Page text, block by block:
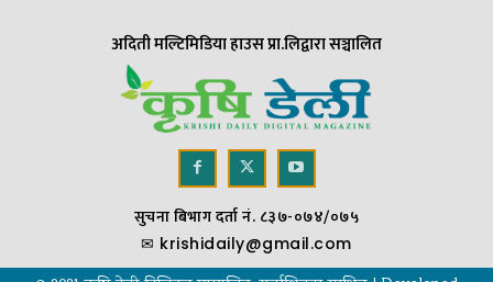
अदिती मल्टिमिडिया हाउस प्रा.लिद्वारा सञ्चालित
सुचना बिभाग दर्ता नं. ८३७-०७४/०७५
✉ krishidaily@gmail.com